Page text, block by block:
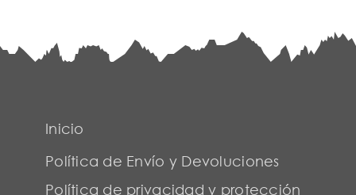
Inicio
Política de Envío y Devoluciones
Política de privacidad y protección